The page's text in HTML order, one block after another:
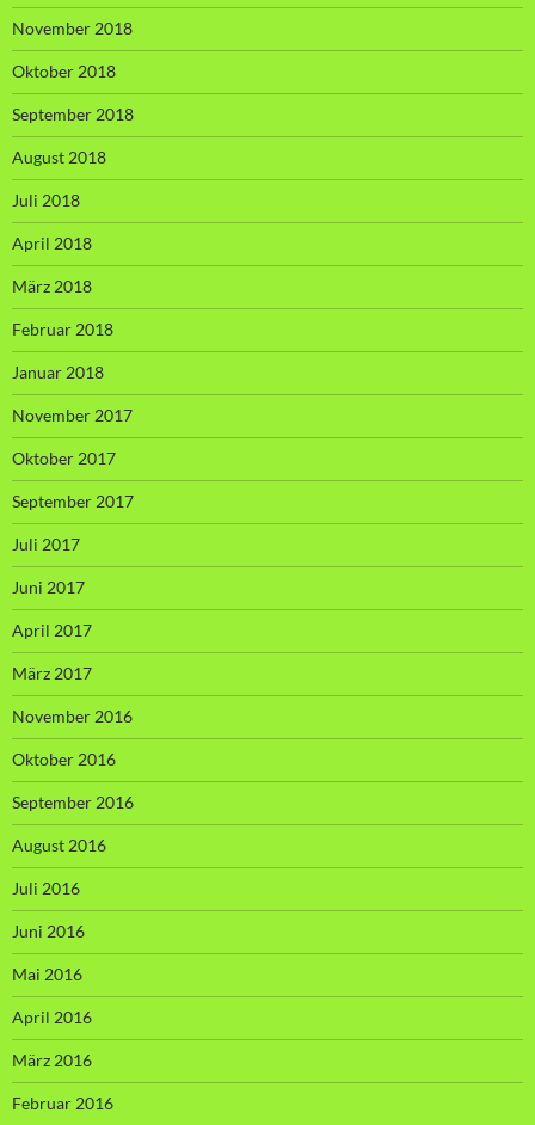
November 2018
Oktober 2018
September 2018
August 2018
Juli 2018
April 2018
März 2018
Februar 2018
Januar 2018
November 2017
Oktober 2017
September 2017
Juli 2017
Juni 2017
April 2017
März 2017
November 2016
Oktober 2016
September 2016
August 2016
Juli 2016
Juni 2016
Mai 2016
April 2016
März 2016
Februar 2016